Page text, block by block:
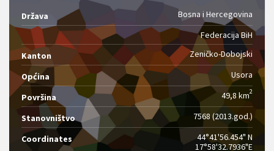
Država
Bosna i Hercegovina
Federacija BiH
Kanton
Zeničko-Dobojski
Općina Usora
Površina 49,8 km2
Stanovništvo 7568 (2013.god.)
Coordinates
44°41'56.454" N
17°58'32.7936"E